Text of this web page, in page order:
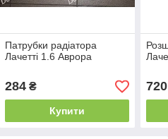
Патрубки радіатора
Лачетті 1.6 Аврора
284₴
Купити
720